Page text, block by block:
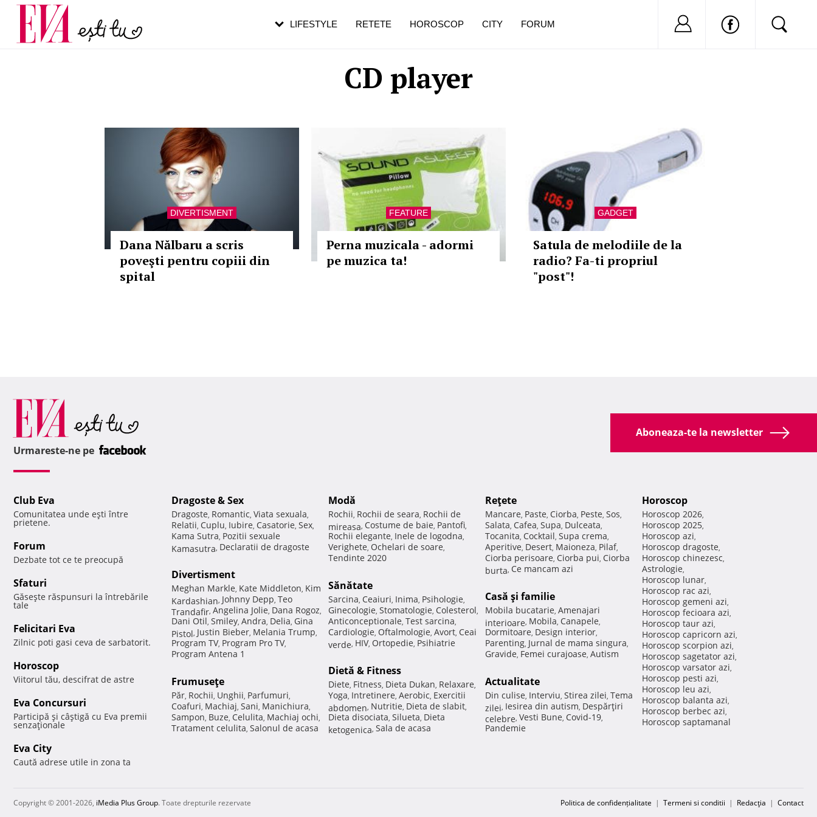
CD player
DIVERTISMENT
Dana Nălbaru a scris
poveşti pentru copiii din
spital
FEATURE
Perna muzicala - adormi
pe muzica ta!
GADGET
Satula de melodiile de la
radio? Fa-ti propriul
"post"!
LIFESTYLE RETETE HOROSCOP CITY FORUM Nu ai cont?
Carieră
Actualitate
pe măsură ce înaintezi în vârstă
de dureroasă este investigația
Aboneaza-te la newsletter
Urmareste-ne pe
Club Eva
Comunitatea unde eşti între
prietene.
Forum
Dezbate tot ce te preocupă
Sfaturi
Găseşte răspunsuri la întrebările
tale
Felicitari Eva
Zilnic poti gasi ceva de sarbatorit.
Horoscop
Viitorul tău, descifrat de astre
Eva Concursuri
Participă şi câştigă cu Eva premii
senzaţionale
Eva City
Caută adrese utile in zona ta
Dragoste & Sex
Dragoste, Romantic, Viata sexuala,
Relatii, Cuplu, Iubire, Casatorie, Sex,
Kama Sutra, Pozitii sexuale
Kamasutra, Declaratii de dragoste
Divertisment
Meghan Markle, Kate Middleton, Kim
Kardashian, Johnny Depp, Teo
Trandafir, Angelina Jolie, Dana Rogoz,
Dani Otil, Smiley, Andra, Delia, Gina
Pistol, Justin Bieber, Melania Trump,
Program TV, Program Pro TV,
Program Antena 1
Frumuseţe
Păr, Rochii, Unghii, Parfumuri,
Coafuri, Machiaj, Sani, Manichiura,
Sampon, Buze, Celulita, Machiaj ochi,
Tratament celulita, Salonul de acasa
Modă
Rochii, Rochii de seara, Rochii de
mireasa, Costume de baie, Pantofi,
Rochii elegante, Inele de logodna,
Verighete, Ochelari de soare,
Tendinte 2020
Sănătate
Sarcina, Ceaiuri, Inima, Psihologie,
Ginecologie, Stomatologie, Colesterol,
Anticonceptionale, Test sarcina,
Cardiologie, Oftalmologie, Avort, Ceai
verde, HIV, Ortopedie, Psihiatrie
Dietă & Fitness
Diete, Fitness, Dieta Dukan, Relaxare,
Yoga, Intretinere, Aerobic, Exercitii
abdomen, Nutritie, Dieta de slabit,
Dieta disociata, Silueta, Dieta
ketogenica, Sala de acasa
Reţete
Mancare, Paste, Ciorba, Peste, Sos,
Salata, Cafea, Supa, Dulceata,
Tocanita, Cocktail, Supa crema,
Aperitive, Desert, Maioneza, Pilaf,
Ciorba perisoare, Ciorba pui, Ciorba
burta, Ce mancam azi
Casă şi familie
Mobila bucatarie, Amenajari
interioare, Mobila, Canapele,
Dormitoare, Design interior,
Parenting, Jurnal de mama singura,
Gravide, Femei curajoase, Autism
Actualitate
Din culise, Interviu, Stirea zilei, Tema
zilei, Iesirea din autism, Despărţiri
celebre, Vesti Bune, Covid-19,
Pandemie
Horoscop
Horoscop 2026,
Horoscop 2025,
Horoscop azi,
Horoscop dragoste,
Horoscop chinezesc,
Astrologie,
Horoscop lunar,
Horoscop rac azi,
Horoscop gemeni azi,
Horoscop fecioara azi,
Horoscop taur azi,
Horoscop capricorn azi,
Horoscop scorpion azi,
Horoscop sagetator azi,
Horoscop varsator azi,
Horoscop pesti azi,
Horoscop leu azi,
Horoscop balanta azi,
Horoscop berbec azi,
Horoscop saptamanal
Copyright © 2001-2026, iMedia Plus Group. Toate drepturile rezervate Politica de confidențialitate | Termeni si conditii | Redacţia | Contact